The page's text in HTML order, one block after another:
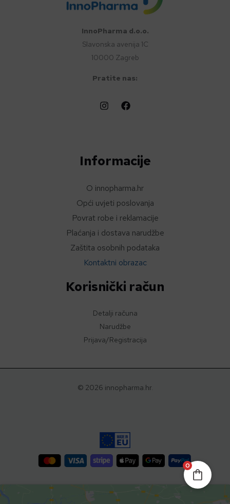
InnoPharma d.o.o.
Slavonska avenija 1C
10000 Zagreb
Pratite nas:
Informacije
O innopharma.hr
Opći uvjeti poslovanja
Povrat robe i reklamacije
Plaćanja i dostava narudžbe
Zaštita osobnih podataka
Kontaktni obrazac
Korisnički račun
Detalji računa
Narudžbe
Prijava/Registracija
© 2026 innopharma.hr.
0